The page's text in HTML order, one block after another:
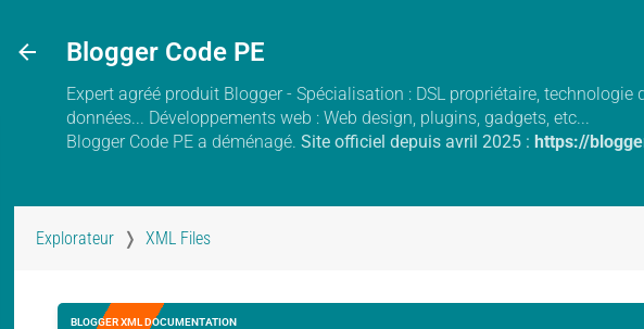
Blogger Code PE
Expert agréé produit Blogger - Spécialisation : DSL propriétaire,
données... Développements web : Web design, plugins, gadgets, etc...
Blogger Code PE a déménagé. Site officiel depuis avril 2025 : https://
Explorateur XML Files
BLOGGER XML DOCUMENTATION